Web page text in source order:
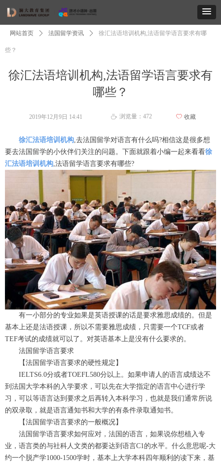
徐汇法语培训机构,法语留学语言要求有
哪些？
网站首页 ꄲ 法国留学资讯 ꄲ 徐汇法语培训机构,法语留学语言要求有哪
些？
徐汇法语培训机构,去法国留学对语言有什么吗?相信这是很多想
要去法国留学的小伙伴们关注的问题。下面就跟着小编一起来看看徐
汇法语培训机构,法语留学语言要求有哪些?
有一小部分的专业如果是英语授课的话是要求雅思成绩的。但是
基本上还是法语授课，所以不需要雅思成绩，只需要一个TCF或者
TEF考试的成绩就可以了。对英语基本上是没有什么要求的。
法国留学语言要求
【法国留学语言要求的硬性规定】
IELTS6.0分或者TOEFL580分以上。如果申请人的语言成绩达不
到法国大学本科的入学要求，可以先在大学指定的语言中心进行学
习，可以等语言达到要求之后再转入本科学习，也就是我们通常所说
的双录取，就是语言通知书和大学的有条件录取通知书。
【法国留学语言要求的一般概况】
法国留学语言要求如何应对，法国的语言，如果说你想植入专
业，语言类的与社科人文类的都要达到语言C1的水平。什么意思呢-大
约一个脱产学1000-1500学时，基本上大学本科四年顺利的读下来，基
2019年12月9日 14:41 ꄘ 浏览量： 472 ꄀ 收藏